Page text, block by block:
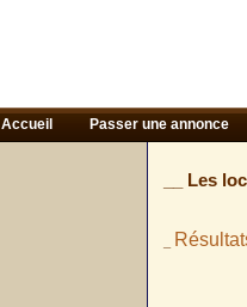
Accueil Passer une annonce
__ Les